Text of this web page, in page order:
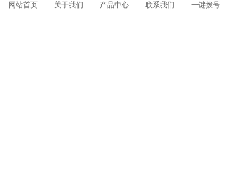
网站首页 关于我们 产品中心 联系我们 一键拨号